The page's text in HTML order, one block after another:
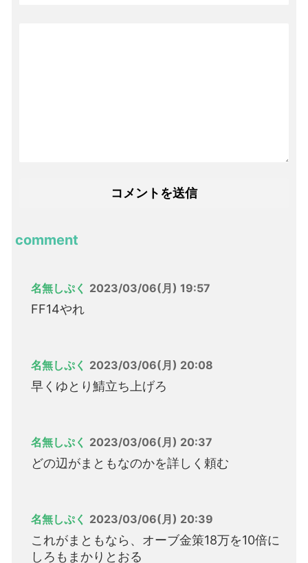
comment
名無しぷく 2023/03/06(月) 19:57
FF14やれ
名無しぷく 2023/03/06(月) 20:08
早くゆとり鯖立ち上げろ
名無しぷく 2023/03/06(月) 20:37
どの辺がまともなのかを詳しく頼む
名無しぷく 2023/03/06(月) 20:39
これがまともなら、オーブ金策18万を10倍に
しろもまかりとおる